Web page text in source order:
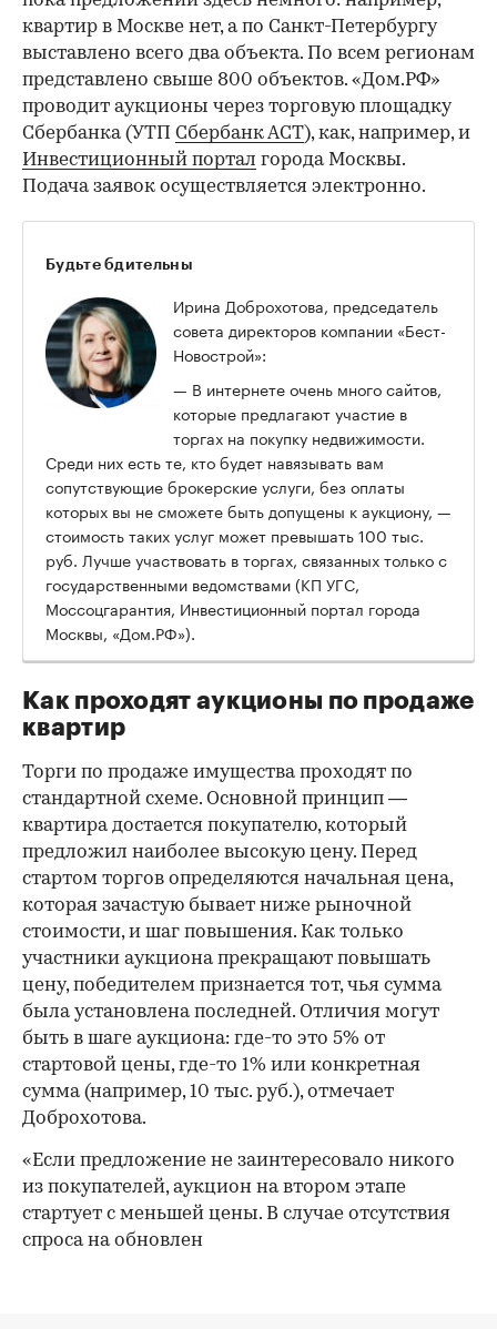
квартир в Москве нет, а по Санкт-Петербургу
выставлено всего два объекта. По всем регионам
представлено свыше 800 объектов. «Дом.РФ»
проводит аукционы через торговую площадку
Сбербанка (УТП Сбербанк АСТ), как, например, и
Инвестиционный портал города Москвы.
Подача заявок осуществляется электронно.
Будьте бдительны
Ирина Доброхотова, председатель
совета директоров компании «Бест-
Новострой»:
— В интернете очень много сайтов,
которые предлагают участие в
торгах на покупку недвижимости.
Среди них есть те, кто будет навязывать вам
сопутствующие брокерские услуги, без оплаты
которых вы не сможете быть допущены к аукциону, —
стоимость таких услуг может превышать 100 тыс.
руб. Лучше участвовать в торгах, связанных только с
государственными ведомствами (КП УГС,
Моссоцгарантия, Инвестиционный портал города
Москвы, «Дом.РФ»).
Как проходят аукционы по продаже
квартир
Торги по продаже имущества проходят по
стандартной схеме. Основной принцип —
квартира достается покупателю, который
предложил наиболее высокую цену. Перед
стартом торгов определяются начальная цена,
которая зачастую бывает ниже рыночной
стоимости, и шаг повышения. Как только
участники аукциона прекращают повышать
цену, победителем признается тот, чья сумма
была установлена последней. Отличия могут
быть в шаге аукциона: где-то это 5% от
стартовой цены, где-то 1% или конкретная
сумма (например, 10 тыс. руб.), отмечает
Доброхотова.
«Если предложение не заинтересовало никого
из покупателей, аукцион на втором этапе
стартует с меньшей цены. В случае отсутствия
спроса на обновлен